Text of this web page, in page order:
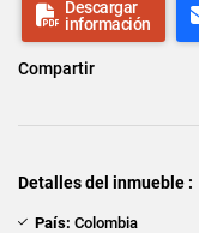
Descargar
información
Compartir
Detalles del inmueble :
País: Colombia